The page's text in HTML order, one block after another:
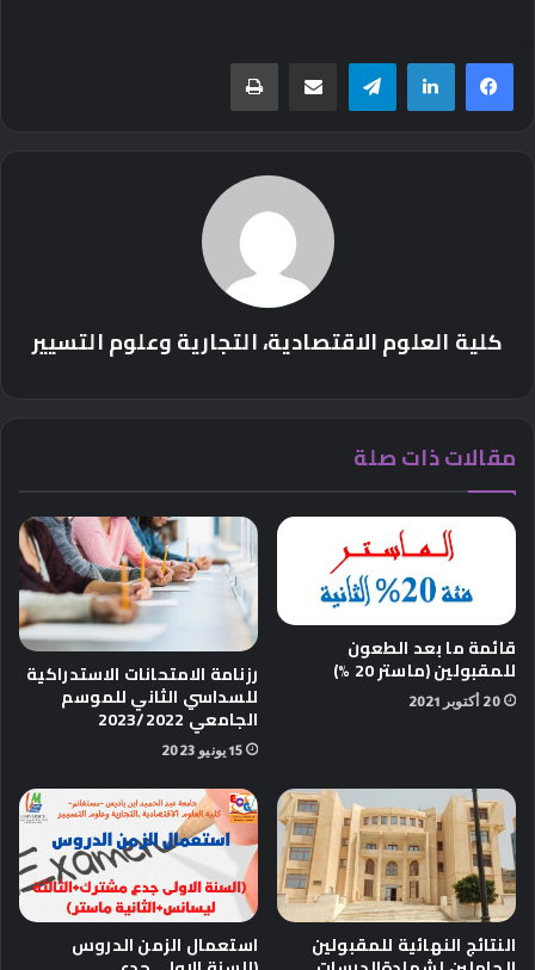
تيلقرام مشاركة عبر البريد طباعة
كلية العلوم الاقتصادية، التجارية وعلوم التسيير
مقالات ذات صلة
قائمة ما بعد الطعون
للمقبولين (ماستر 20 %)
20 أكتوبر 2021
رزنامة الامتحانات الاستدراكية
للسداسي الثاني للموسم
الجامعي 2023/2022
15 يونيو 2023
النتائج النهائية للمقبولين استعمال الزمن الدروس